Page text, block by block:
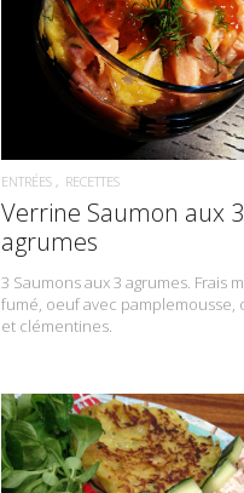
READ MORE
ENTRÉES RECETTES
Verrine Saumon aux 3
agrumes
3 Saumons aux 3 agrumes. Frais
fumé, oeuf avec pamplemousse,
et clémentines.